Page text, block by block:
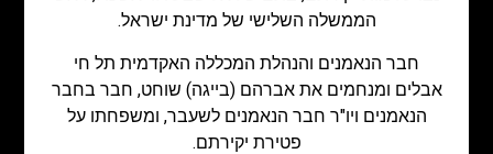
הממשלה השלישי של מדינת ישראל.
חבר הנאמנים והנהלת המכללה האקדמית תל חי
אבלים ומנחמים את אברהם (בייגה) שוחט, חבר בחבר
הנאמנים ויו"ר חבר הנאמנים לשעבר, ומשפחתו על
פטירת יקירתם.